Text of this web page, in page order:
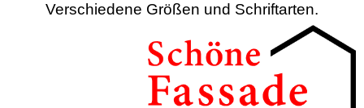
Verschiedene Größen und Schriftarten.